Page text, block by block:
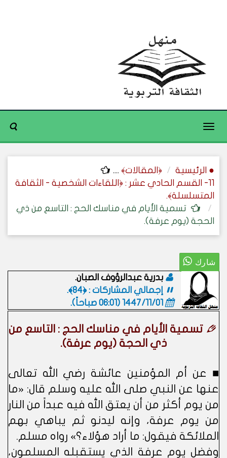
Toggle
● الرئيسية ﴿المقالات﴾ ....
11- القسم الحادي عشر : ﴿اللقاءات الشخصية - الثقافة
المتسلسلة﴾.
تسمية الأيام في مناسك الحج : التاسع من ذي
الحجة (يوم عرفة).
بدرية عبدالرؤوف الصبان.
إجمالي المشاركات : ﴿84﴾.
1447/11/01 (06:01 صباحاً)
.
تسمية الأيام في مناسك الحج : التاسع من
ذي الحجة (يوم عرفة).
■ عن أم المؤمنين عائشة رضي الله تعالى
عنها عن النبي صلى الله عليه وسلم قال: «ما
من يوم أكثر من أن يعتق الله فيه عبداً من النار
من يوم عرفة، وإنه ليدنو ثم يباهي بهم
الملائكة فيقول: ما أراد هؤلاء؟» رواه مسلم.
وفضل يوم عرفة الذي يستقبله المسلمون،